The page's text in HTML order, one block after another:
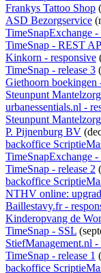
Frankys Tattoo Shop
ASD Bezorgservice
TimeSnapExchange
TimeSnap - REST
Kinkorn - responsive
TimeSnap - release 3
Giethoorn boekingen
Steunpunt
urbanessentials.nl -
Steunpunt
P. Pijnenburg BV
backoffice
TimeSnapExchange
TimeSnap - release 2
backoffice
NTHV online:
Baillestavy.fr -
Kinderopvang de
TimeSnap - SSL
StiefManagement.nl -
TimeSnap - release 1
backoffice